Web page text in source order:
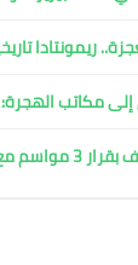
تاريخية تهزم كوريا
مكاتب
مع الأهلي